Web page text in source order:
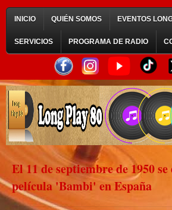
INICIO QUIÉN SOMOS EVENTOS
SERVICIOS PROGRAMA DE RADIO
El 11 de septiembre de 1950
película 'Bambi' en España